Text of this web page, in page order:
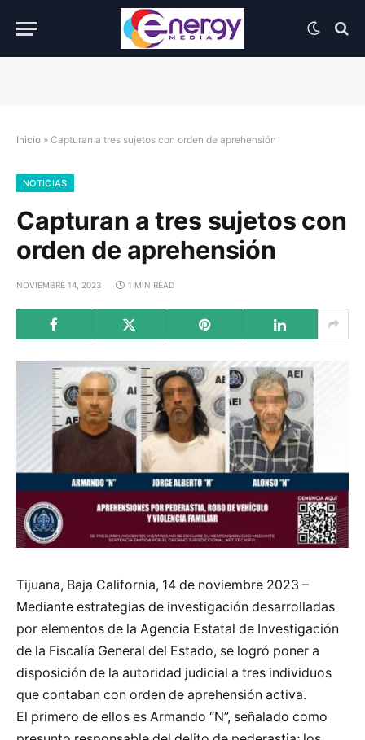
Inicio » Capturan a tres sujetos con orden de aprehensión
NOTICIAS
Capturan a tres sujetos con
orden de aprehensión
NOVIEMBRE 14, 2023 1 MIN READ
Tijuana, Baja California, 14 de noviembre 2023 –
Mediante estrategias de investigación desarrolladas
por elementos de la Agencia Estatal de Investigación
de la Fiscalía General del Estado, se logró poner a
disposición de la autoridad judicial a tres individuos
que contaban con orden de aprehensión activa.
El primero de ellos es Armando “N”, señalado como